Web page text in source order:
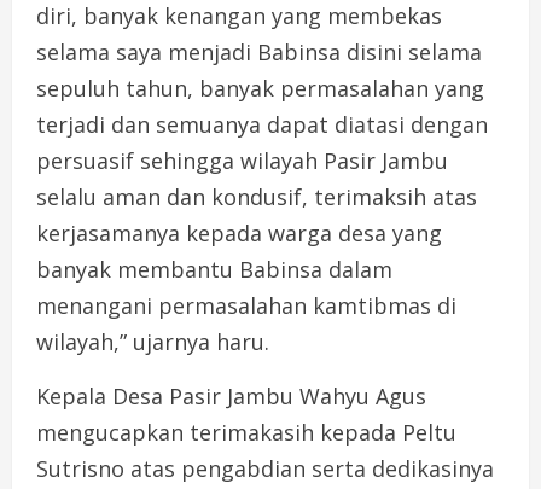
diri, banyak kenangan yang membekas
selama saya menjadi Babinsa disini selama
sepuluh tahun, banyak permasalahan yang
terjadi dan semuanya dapat diatasi dengan
persuasif sehingga wilayah Pasir Jambu
selalu aman dan kondusif, terimaksih atas
kerjasamanya kepada warga desa yang
banyak membantu Babinsa dalam
menangani permasalahan kamtibmas di
wilayah,” ujarnya haru.
Kepala Desa Pasir Jambu Wahyu Agus
mengucapkan terimakasih kepada Peltu
Sutrisno atas pengabdian serta dedikasinya